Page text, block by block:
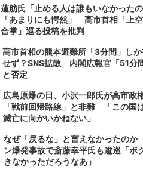
蓮舫氏「止める人は誰もいなかったの
「あまりにも愕然」 高市首相「上
合掌」巡る投稿を批判
高市首相の熊本避難所「3分間」し
せず？SNS拡散 内閣広報官「51分
と否定
広島原爆の日、小沢一郎氏が高市政
「戦前回帰路線」と非難 「この国
滅亡に向かいかねない」
なぜ「戻るな」と言えなかったの
ン爆発事故で斎藤幸平氏も逡巡「ボ
きなかっただろうなあ」